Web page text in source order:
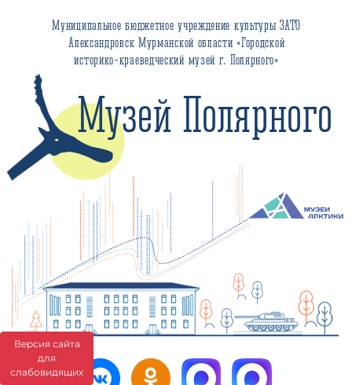
Версия сайта
для
слабовидящих
Муниципальное бюджетное учреждение культуры ЗАТО
Александровск Мурманской области «Городской
историко-краеведческий музей г. Полярного»